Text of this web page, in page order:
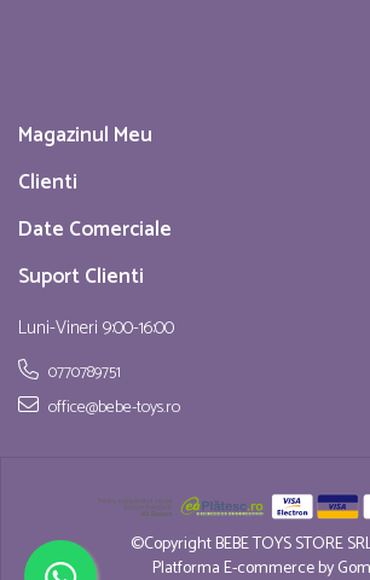
Magazinul Meu
Clienti
Date Comerciale
Suport Clienti
Luni-Vineri 9:00-16:00
0770789751
office@bebe-toys.ro
©Copyright BEBE TOYS STORE
Platforma E-commerce by